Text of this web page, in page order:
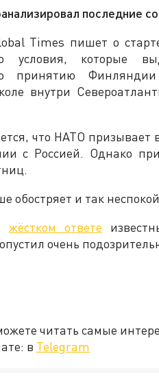
последние
Times пишет о
условия, которые
по принятию
внутри
что НАТО
с Россией. Однако
обостряет и так
жёстком ответе
очень
читать самые
в Telegram